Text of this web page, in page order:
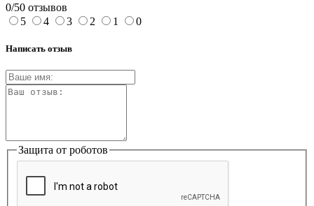
0/50 отзывов
5
4 3 2 1 0
Написать отзыв
Защита от роботов